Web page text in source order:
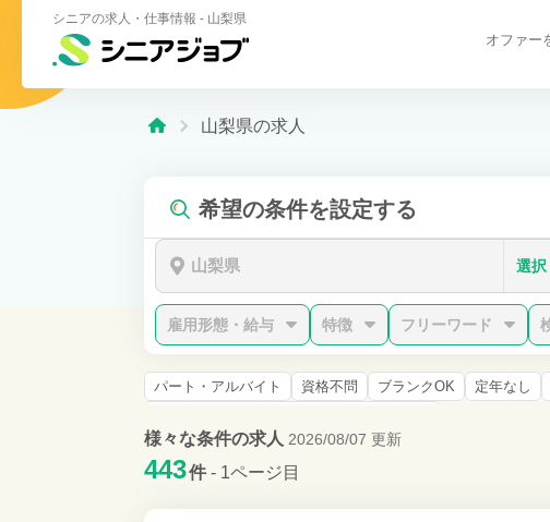
シニアの求人・仕事情報 - 山梨県
オファー
山梨県の求人
希望の条件を設定する
山梨県 選択
雇用形態・給与 特徴 フリーワード
パート・アルバイト 資格不問 ブランクOK 定年なし
様々な条件の求人 2026/08/07 更新
443件 - 1ページ目